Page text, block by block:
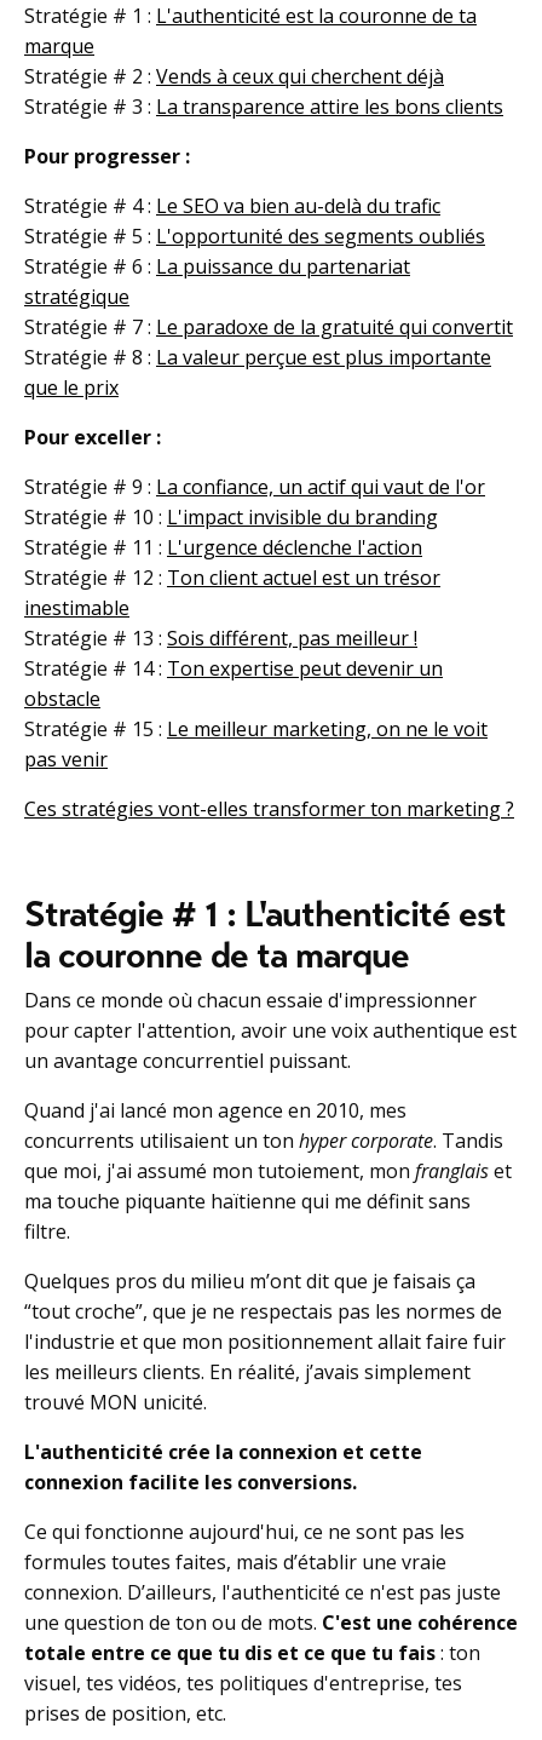
Stratégie # 1 : L'authenticité est la couronne de ta
marque
Stratégie # 2 : Vends à ceux qui cherchent déjà
Stratégie # 3 : La transparence attire les bons clients
Pour progresser :
Stratégie # 4 : Le SEO va bien au-delà du trafic
Stratégie # 5 : L'opportunité des segments oubliés
Stratégie # 6 : La puissance du partenariat
stratégique
Stratégie # 7 : Le paradoxe de la gratuité qui convertit
Stratégie # 8 : La valeur perçue est plus importante
que le prix
Pour exceller :
Stratégie # 9 : La confiance, un actif qui vaut de l'or
Stratégie # 10 : L'impact invisible du branding
Stratégie # 11 : L'urgence déclenche l'action
Stratégie # 12 : Ton client actuel est un trésor
inestimable
Stratégie # 13 : Sois différent, pas meilleur !
Stratégie # 14 : Ton expertise peut devenir un
obstacle
Stratégie # 15 : Le meilleur marketing, on ne le voit
pas venir
Ces stratégies vont-elles transformer ton marketing ?
Stratégie # 1 : L'authenticité est
la couronne de ta marque
Dans ce monde où chacun essaie d'impressionner
pour capter l'attention, avoir une voix authentique est
un avantage concurrentiel puissant.
Quand j'ai lancé mon agence en 2010, mes
concurrents utilisaient un ton hyper corporate. Tandis
que moi, j'ai assumé mon tutoiement, mon franglaiset
ma touche piquante haïtienne qui me définit sans
filtre.
Quelques pros du milieu m’ont dit que je faisais ça
“tout croche”, que je ne respectais pas les normes de
l'industrie et que mon positionnement allait faire fuir
les meilleurs clients. En réalité, j’avais simplement
trouvé MON unicité.
L'authenticité crée la connexion et cette
connexion facilite les conversions.
Ce qui fonctionne aujourd'hui, ce ne sont pas les
formules toutes faites, mais d’établir une vraie
connexion. D’ailleurs, l'authenticité ce n'est pas juste
une question de ton ou de mots. C'est une cohérence
totale entre ce que tu dis et ce que tu fais: ton
visuel, tes vidéos, tes politiques d'entreprise, tes
prises de position, etc.